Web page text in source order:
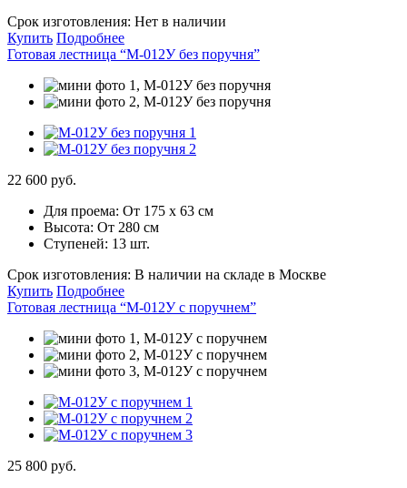
Срок изготовления: Нет в наличии
Купить Подробнее
Готовая лестница “М-012У без поручня”
22 600 руб.
Для проема: От 175 х 63 см
Высота: От 280 см
Ступеней: 13 шт.
Срок изготовления: В наличии на складе в Москве
Купить Подробнее
Готовая лестница “М-012У с поручнем”
25 800 руб.